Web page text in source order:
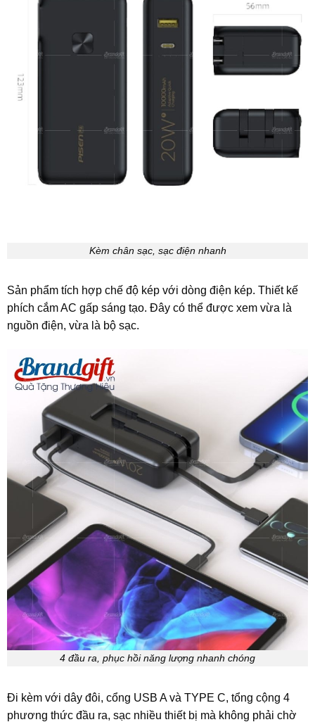
Kèm chân sạc, sạc điện nhanh
Sản phẩm tích hợp chế độ kép với dòng điện kép. Thiết kế
phích cắm AC gấp sáng tạo. Đây có thể được xem vừa là
nguồn điện, vừa là bộ sạc.
4 đầu ra, phục hồi năng lượng nhanh chóng
Đi kèm với dây đôi, cổng USB A và TYPE C, tổng cộng 4
phương thức đầu ra, sạc nhiều thiết bị mà không phải chờ